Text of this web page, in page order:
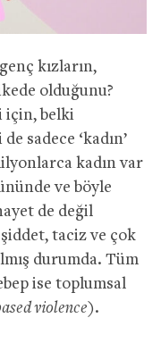
kızların,
olduğunu?
için, belki
sadece ‘kadın’
kadın var
ve böyle
de değil
taciz ve çok
durumda. Tüm
ise toplumsal
violence).